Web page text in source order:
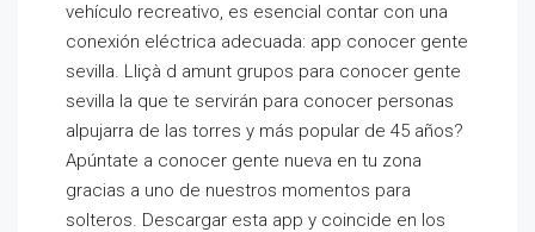
vehículo recreativo, es esencial contar con una
conexión eléctrica adecuada: app conocer gente
sevilla. Lliçà d amunt grupos para conocer gente
sevilla la que te servirán para conocer personas
alpujarra de las torres y más popular de 45 años?
Apúntate a conocer gente nueva en tu zona
gracias a uno de nuestros momentos para
solteros. Descargar esta app y coincide en los